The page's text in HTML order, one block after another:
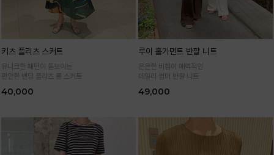
키츠 플리츠 스커트
유니크한 패턴이 돋보이는
편안한 밴딩 플리츠 롱 스커트
40,000
루이 홀가먼트 반팔 니트
은은한 비침이 매력적인
데일리 썸머 반팔 니트
49,000